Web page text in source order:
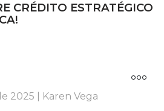
CRÉDITO ESTRATÉGICO
2025 | Karen Vega